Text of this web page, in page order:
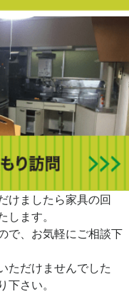
けましたら家具の回
します。
で、お気軽にご相談下
ただけませんでした
下さい。